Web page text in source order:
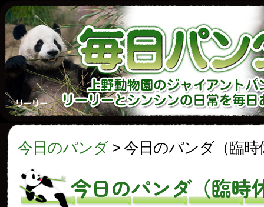
今日のパンダ> 今日のパンダ（臨時
今日のパンダ（臨時